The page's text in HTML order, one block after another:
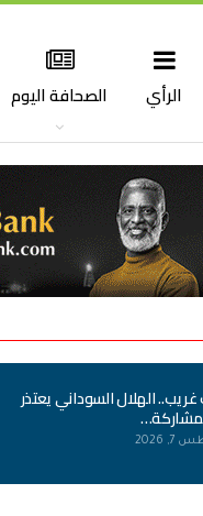
الرأي الصحافة اليوم
الهلال السوداني يعتذر
2026